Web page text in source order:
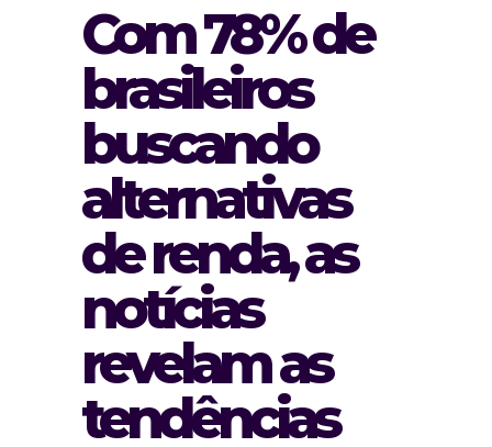
Com 78% de
brasileiros
buscando
alternativas
de renda, as
notícias
revelam as
tendências